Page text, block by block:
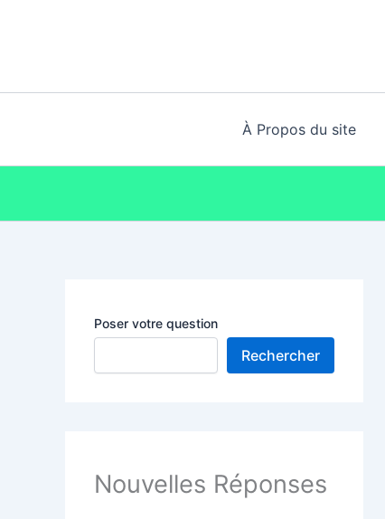
À Propos du site
Poser votre question
Rechercher
Nouvelles Réponses